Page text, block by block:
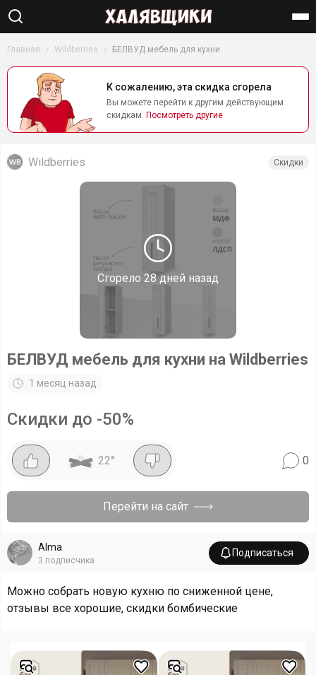
Главная Wildberries БЕЛВУД мебель для кухни
К сожалению, эта скидка сгорела
Вы можете перейти к другим действующим
скидкам. Посмотреть другие
Сгорело 28 дней назад
Wildberries Скидки
БЕЛВУД мебель для кухни на Wildberries
1 месяц назад
Скидки до -50%
22° 0
Перейти на сайт
Alma
3 подписчика
Подписаться
Можно собрать новую кухню по сниженной цене,
отзывы все хорошие, скидки бомбические